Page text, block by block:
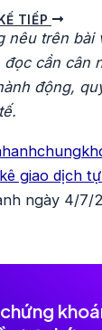
TIẾP
nêu trên bài
đọc cần cân
động,
giao dịch
ngày 4/7/